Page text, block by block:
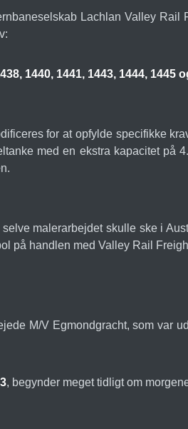
Lachlan Valley
1440, 1441, 1443, 1444, 1445
for at opfylde specifikke
med en ekstra kapacitet på
malerarbejdet skulle ske i
på handlen med Valley Rail
M/V Egmondgracht, som var
, begynder meget tidligt om